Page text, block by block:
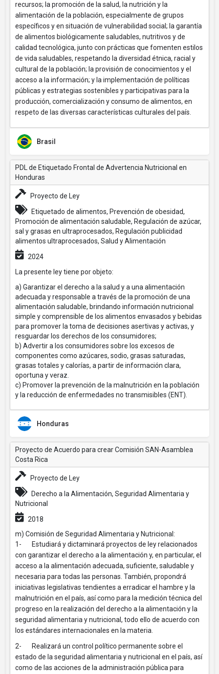
recursos; la promoción de la salud, la nutrición y la
alimentación de la población, especialmente de grupos
específicos y en situación de vulnerabilidad social; la garantía
de alimentos biológicamente saludables, nutritivos y de
calidad tecnológica, junto con prácticas que fomenten estilos
de vida saludables, respetando la diversidad étnica, racial y
cultural de la población; la provisión de conocimientos y el
acceso a la información; y la implementación de políticas
públicas y estrategias sostenibles y participativas para la
producción, comercialización y consumo de alimentos, en
respeto de las diversas características culturales del país.
Brasil
PDL de Etiquetado Frontal de Advertencia Nutricional en
Honduras
Proyecto de Ley
Etiquetado de alimentos, Prevención de obesidad,
Promoción de alimentación saludable, Regulación de azúcar,
sal y grasas en ultraprocesados, Regulación publicidad
alimentos ultraprocesados, Salud y Alimentación
2024
La presente ley tiene por objeto:
a) Garantizar el derecho a la salud y a una alimentación
adecuada y responsable a través de la promoción de una
alimentación saludable, brindando información nutricional
simple y comprensible de los alimentos envasados y bebidas
para promover la toma de decisiones asertivas y activas, y
resguardar los derechos de los consumidores;
b) Advertir a los consumidores sobre los excesos de
componentes como azúcares, sodio, grasas saturadas,
grasas totales y calorías, a partir de información clara,
oportuna y veraz.
c) Promover la prevención de la malnutrición en la población
y la reducción de enfermedades no transmisibles (ENT).
Honduras
Proyecto de Acuerdo para crear Comisión SAN-Asamblea
Costa Rica
Proyecto de Ley
Derecho a la Alimentación, Seguridad Alimentaria y
Nutricional
2018
m) Comisión de Seguridad Alimentaria y Nutricional:
1- Estudiará y dictaminará proyectos de ley relacionados
con garantizar el derecho a la alimentación y, en particular, el
acceso a la alimentación adecuada, suficiente, saludable y
necesaria para todas las personas. También, propondrá
iniciativas legislativas tendientes a erradicar el hambre y la
malnutrición en el país, así como para la medición técnica del
progreso en la realización del derecho a la alimentación y la
seguridad alimentaria y nutricional, todo ello de acuerdo con
los estándares internacionales en la materia.
2- Realizará un control político permanente sobre el
estado de la seguridad alimentaria y nutricional en el país, así
como de las acciones de la administración pública para